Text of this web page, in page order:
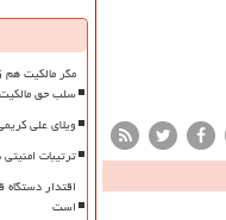
مگر مالکیت هم
سلب حق
ویلای علی
ترتیبات
اقتدار
است